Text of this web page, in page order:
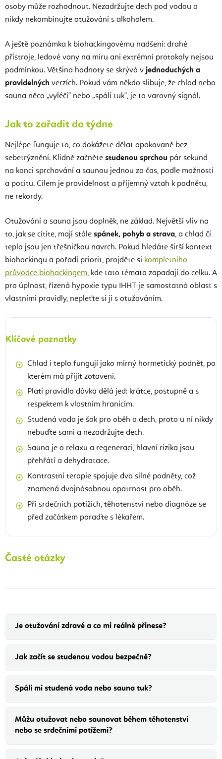
osoby může rozhodnout. Nezadržujte dech pod vodou a
nikdy nekombinujte otužování s alkoholem.
A ještě poznámka k biohackingovému nadšení: drahé
přístroje, ledové vany na míru ani extrémní protokoly nejsou
podmínkou. Většina hodnoty se skrývá v jednoduchých a
pravidelných verzích. Pokud vám někdo slibuje, že chlad nebo
sauna něco „vyléčí" nebo „spálí tuk", je to varovný signál.
Jak to zařadit do týdne
Nejlépe funguje to, co dokážete dělat opakovaně bez
sebetrýznění. Klidně začněte studenou sprchou pár sekund
na konci sprchování a saunou jednou za čas, podle možností
a pocitu. Cílem je pravidelnost a příjemný vztah k podnětu,
ne rekordy.
Otužování a sauna jsou doplněk, ne základ. Největší vliv na
to, jak se cítíte, mají stále spánek, pohyb a strava, a chlad či
teplo jsou jen třešničkou navrch. Pokud hledáte širší kontext
biohackingu a pořadí priorit, projděte si kompletního
průvodce biohackingem, kde tato témata zapadají do celku. A
pro úplnost, řízená hypoxie typu IHHT je samostatná oblast s
vlastními pravidly, nepleťte si ji s otužováním.
Klíčové poznatky
Chlad i teplo fungují jako mírný hormetický podnět, po
kterém má přijít zotavení.
Platí pravidlo dávka dělá jed: krátce, postupně a s
respektem k vlastním hranicím.
Studená voda je šok pro oběh a dech, proto u ní nikdy
nebuďte sami a nezadržujte dech.
Sauna je o relaxu a regeneraci, hlavní rizika jsou
přehřátí a dehydratace.
Kontrastní terapie spojuje dva silné podněty, což
znamená dvojnásobnou opatrnost pro oběh.
Při srdečních potížích, těhotenství nebo diagnóze se
před začátkem poraďte s lékařem.
Časté otázky
Je otužování zdravé a co mi reálně přinese?
Jak začít se studenou vodou bezpečně?
Spálí mi studená voda nebo sauna tuk?
Můžu otužovat nebo saunovat během těhotenství
nebo se srdečními potížemi?